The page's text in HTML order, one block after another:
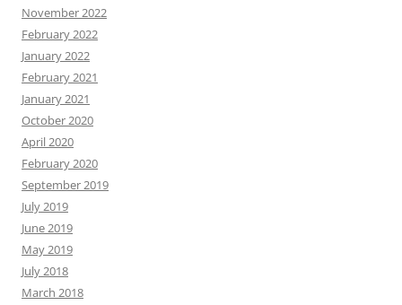
November 2022
February 2022
January 2022
February 2021
January 2021
October 2020
April 2020
February 2020
September 2019
July 2019
June 2019
May 2019
July 2018
March 2018